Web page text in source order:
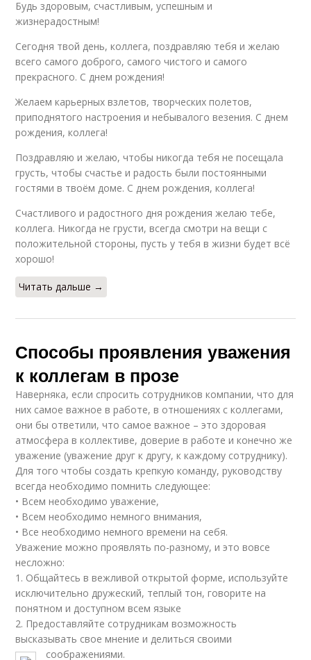
Будь здоровым, счастливым, успешным и
жизнерадостным!
Сегодня твой день, коллега, поздравляю тебя и желаю
всего самого доброго, самого чистого и самого
прекрасного. С днем рождения!
Желаем карьерных взлетов, творческих полетов,
приподнятого настроения и небывалого везения. С днем
рождения, коллега!
Поздравляю и желаю, чтобы никогда тебя не посещала
грусть, чтобы счастье и радость были постоянными
гостями в твоём доме. С днем рождения, коллега!
Счастливого и радостного дня рождения желаю тебе,
коллега. Никогда не грусти, всегда смотри на вещи с
положительной стороны, пусть у тебя в жизни будет всё
хорошо!
Читать дальше →
Способы проявления уважения
к коллегам в прозе
Наверняка, если спросить сотрудников компании, что для
них самое важное в работе, в отношениях с коллегами,
они бы ответили, что самое важное – это здоровая
атмосфера в коллективе, доверие в работе и конечно же
уважение (уважение друг к другу, к каждому сотруднику).
Для того чтобы создать крепкую команду, руководству
всегда необходимо помнить следующее:
• Всем необходимо уважениe,
• Всем необходимо немного внимания,
• Все необходимо немного времени на себя.
Уважение можно проявлять по-разному, и это вовсе
несложно:
1. Общайтесь в вежливой открытой форме, используйте
исключительно дружеский, теплый тон, говорите на
понятном и доступном всем языке
2. Предоставляйте сотрудникам возможность
высказывать свое мнение и делиться своими
соображениями.